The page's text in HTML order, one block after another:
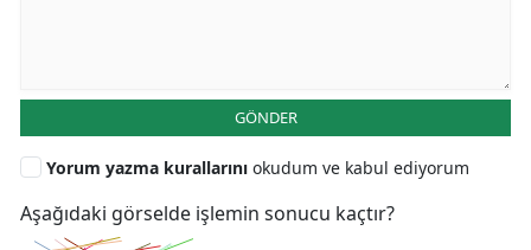
GÖNDER
Yorum yazma kurallarını okudum ve kabul ediyorum
Aşağıdaki görselde işlemin sonucu kaçtır?